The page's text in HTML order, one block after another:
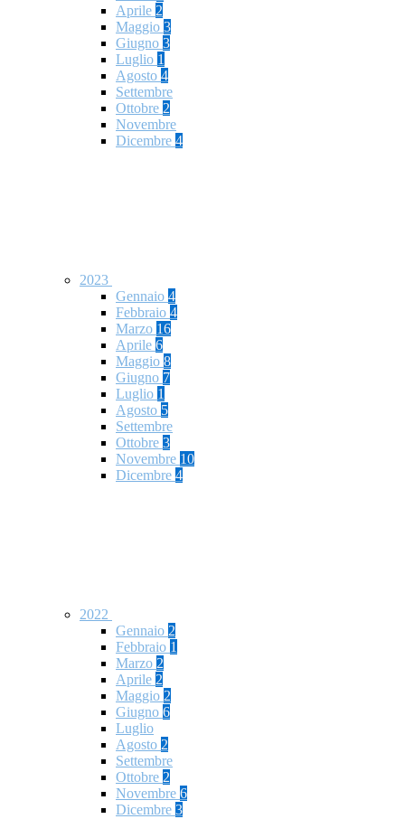
Aprile 2
Maggio 3
Giugno 3
Luglio 1
Agosto 4
Settembre
Ottobre 2
Novembre
Dicembre 4
2023
Gennaio 4
Febbraio 4
Marzo 16
Aprile 6
Maggio 8
Giugno 7
Luglio 1
Agosto 5
Settembre
Ottobre 3
Novembre 10
Dicembre 4
2022
Gennaio 2
Febbraio 1
Marzo 2
Aprile 2
Maggio 2
Giugno 6
Luglio
Agosto 2
Settembre
Ottobre 2
Novembre 6
Dicembre 3